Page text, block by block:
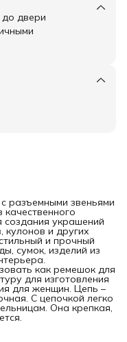
двери
разъемными звеньями
украшений
кулонов и других
и прочный
сумок, изделий из
как ремешок для
для изготовления
для женщин. Цепь –
С цепочкой легко
Она крепкая,